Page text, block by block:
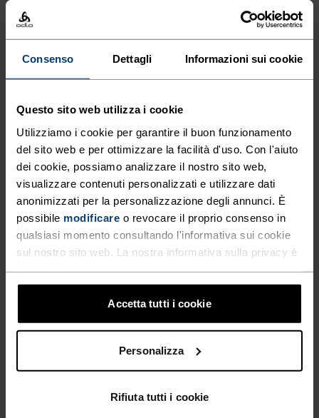
Consenso Dettagli Informazioni sui cookie
Questo sito web utilizza i cookie
Utilizziamo i cookie per garantire il buon funzionamento
del sito web e per ottimizzare la facilità d'uso. Con l'aiuto
dei cookie, possiamo analizzare il nostro sito web,
visualizzare contenuti personalizzati e utilizzare dati
anonimizzati per la personalizzazione degli annunci. È
possibile modificare o revocare il proprio consenso in
qualsiasi momento consultando l'informativa sui cookie
sul nostro sito web. La nostra informativa sulla privacy è
Accetta tutti i cookie
Personalizza
Rifiuta tutti i cookie
%
Pantaloni X-Alp 3L
CHF 420.00
Pantaloni Da Sci Di Fondo
Zeroweight Elite Windproof
CHF 220.00
%
Leggings Da Running
Zeroweight Print
CHF 110.00
% %
Leggings Da Running
Essential Thermal
CHF 100.00
% % %
Pantaloni Da Sci Di Fondo
CHF 110.00
% % %
Pantaloni Da Sci Di Fondo
Warm
CHF 180.00
%